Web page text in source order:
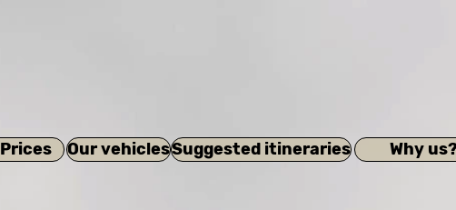
Prices Our vehiclesSuggested itineraries Why